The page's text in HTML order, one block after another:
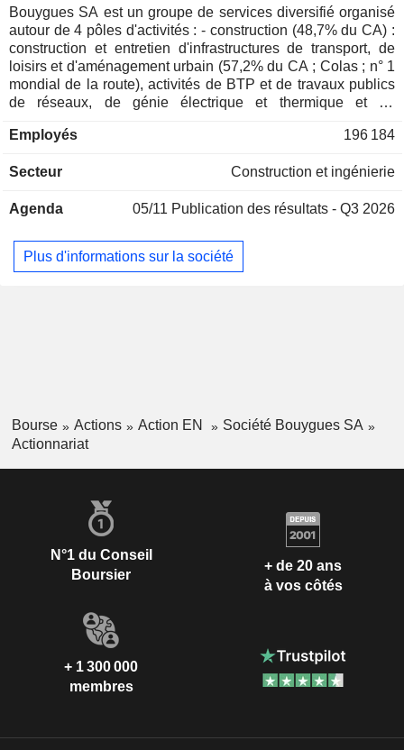
Finlande
0,01 %
Italie
0,01 %
Liechtenstein
0,01 %
Bouygues SA est un groupe de services diversifié organisé
autour de 4 pôles d'activités : - construction (48,7% du CA) :
construction et entretien d'infrastructures de transport, de
loisirs et d'aménagement urbain (57,2% du CA ; Colas ; n° 1
mondial de la route), activités de BTP et de travaux publics
de réseaux, de génie électrique et thermique et de
Construction), et promotion immobilière (4,9% ; Bouygues
(32,7% ; Equans) ; - télécommunications (14,2% ; Bouygues
fixe, d'accès à Internet, etc. ; - médias (4% ; TF1) ; - autres
France (49,8%), Union européenne (14,6%), Europe
(14,1%), Amérique du Nord (12,1%), Asie-Pacifique (5,2%),
Employés 196 184
Secteur Construction et ingénierie
Agenda 05/11 Publication des résultats - Q3 2026
Plus d'informations sur la société
Bourse Actions Action EN
Société Bouygues SA
Actionnariat
N°1 du Conseil
Boursier
+ de 20 ans
à vos côtés
+ 1 300 000
membres